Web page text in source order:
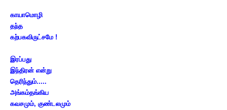
காயாமொழி
தந்த
கற்பகவிருட்சமே !
இரப்பது
இந்திரன் என்று
தெரிந்தும்.....
அங்கம்தங்கிய
கவசமும், குண்டலமும்